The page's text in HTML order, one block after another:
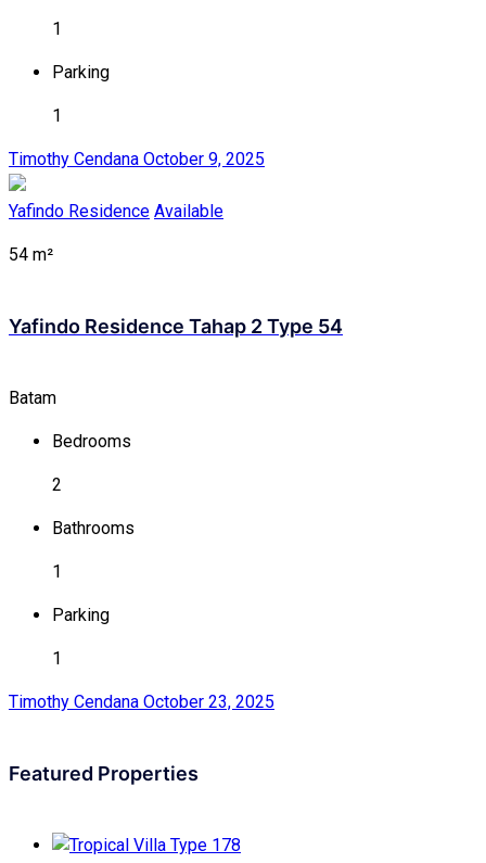
1
Parking
1
Timothy Cendana October 9, 2025
Yafindo Residence Available
54 m²
Yafindo Residence Tahap 2 Type 54
Batam
Bedrooms
2
Bathrooms
1
Parking
1
Timothy Cendana October 23, 2025
Featured Properties